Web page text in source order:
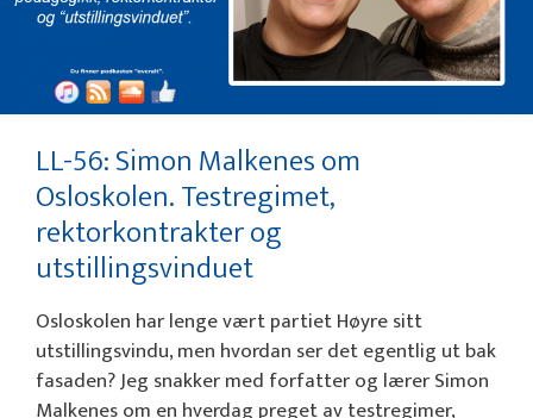
LL-56: Simon Malkenes om
Osloskolen. Testregimet,
rektorkontrakter og
utstillingsvinduet
Osloskolen har lenge vært partiet Høyre sitt
utstillingsvindu, men hvordan ser det egentlig ut bak
fasaden? Jeg snakker med forfatter og lærer Simon
Malkenes om en hverdag preget av testregimer,